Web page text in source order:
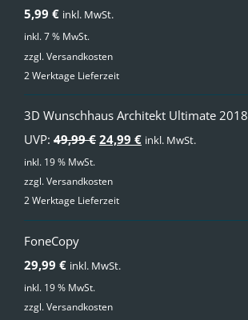
von 5
5,99 € inkl. MwSt.
inkl. 7 % MwSt.
zzgl.Versandkosten
2 Werktage Lieferzeit
3D Wunschhaus Architekt Ultimate 2018
UVP: 49,99€ Ursprünglicher
war:
24,99 €Aktueller
inkl. MwSt.
inkl. 19 % MwSt.
zzgl.Versandkosten
2 Werktage Lieferzeit
FoneCopy
29,99 € inkl. MwSt.
inkl. 19 % MwSt.
zzgl.Versandkosten